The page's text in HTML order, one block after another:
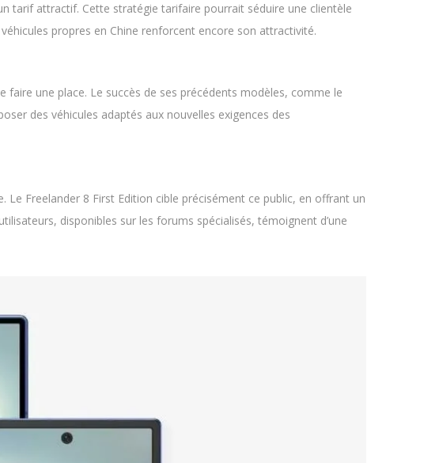
tarif attractif. Cette stratégie tarifaire pourrait séduire une clientèle
propres en Chine renforcent encore son attractivité.
une place. Le succès de ses précédents modèles, comme le
des véhicules adaptés aux nouvelles exigences des
Freelander 8 First Edition cible précisément ce public, en offrant un
disponibles sur les forums spécialisés, témoignent d’une